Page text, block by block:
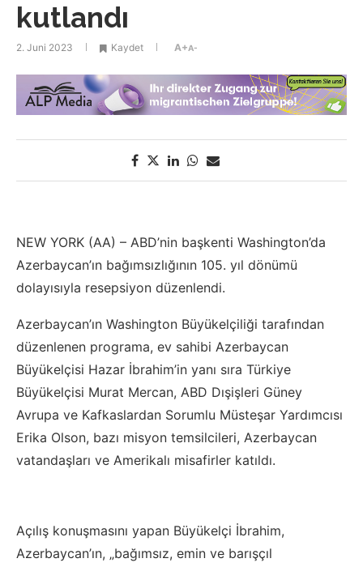
kutlandı
2. Juni 2023 Kaydet A+A-
NEW YORK (AA) – ABD’nin başkenti Washington’da
Azerbaycan’ın bağımsızlığının 105. yıl dönümü
dolayısıyla resepsiyon düzenlendi.
Azerbaycan’ın Washington Büyükelçiliği tarafından
düzenlenen programa, ev sahibi Azerbaycan
Büyükelçisi Hazar İbrahim’in yanı sıra Türkiye
Büyükelçisi Murat Mercan, ABD Dışişleri Güney
Avrupa ve Kafkaslardan Sorumlu Müsteşar Yardımcısı
Erika Olson, bazı misyon temsilcileri, Azerbaycan
vatandaşları ve Amerikalı misafirler katıldı.
Açılış konuşmasını yapan Büyükelçi İbrahim,
Azerbaycan’ın, „bağımsız, emin ve barışçıl